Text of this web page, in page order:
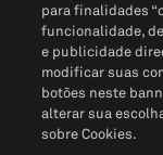
para finalidades
funcionalidade,
e publicidade
modificar suas
botões neste
alterar sua
sobre Cookies.